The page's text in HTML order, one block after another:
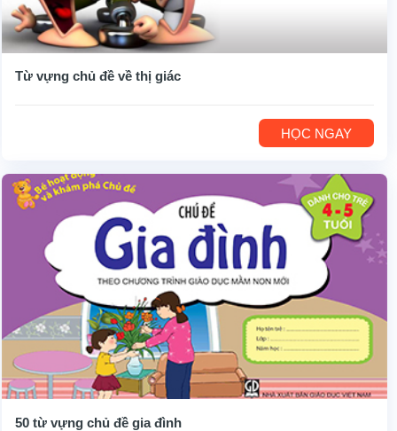
Từ vựng chủ đề về thị giác
HỌC NGAY
50 từ vựng chủ đề gia đình